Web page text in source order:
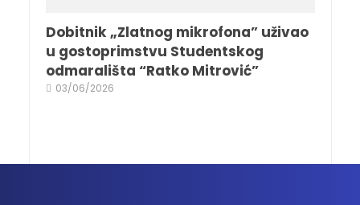
Dobitnik „Zlatnog mikrofona” uživao
u gostoprimstvu Studentskog
odmarališta “Ratko Mitrović”
03/06/2026